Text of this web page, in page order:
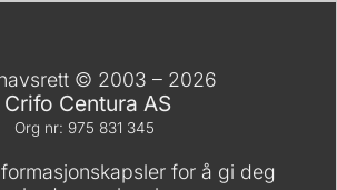
© 2003 – 2026
Crifo Centura AS
Org nr: 975 831 345
for å gi deg